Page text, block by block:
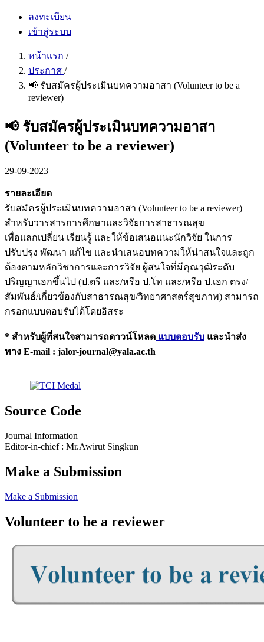
ลงทะเบียน
เข้าสู่ระบบ
หน้าแรก /
ประกาศ /
📢 รับสมัครผู้ประเมินบทความอาสา (Volunteer to be a
reviewer)
📢 รับสมัครผู้ประเมินบทความอาสา
(Volunteer to be a reviewer)
29-09-2023
รายละเอียด
รับสมัครผู้ประเมินบทความอาสา (Volunteer to be a reviewer)
สำหรับวารสารการศึกษาและวิจัยการสาธารณสุข
เพื่อแลกเปลี่ยน เรียนรู้ และให้ข้อเสนอแนะนักวิจัย ในการ
ปรับปรุง พัฒนา แก้ไข และนำเสนอบทความให้น่าสนใจและถูก
ต้องตามหลักวิชาการและการวิจัย ผู้สนใจที่มีคุณวุฒิระดับ
ปริญญาเอกขึ้นไป (ป.ตรี และ/หรือ ป.โท และ/หรือ ป.เอก ตรง/
สัมพันธ์/เกี่ยวข้องกับสาธารณสุข/วิทยาศาสตร์สุขภาพ) สามารถ
กรอกแบบตอบรับได้โดยอิสระ
* สำหรับผู้ที่สนใจสามารถดาวน์โหลด แบบตอบรับ และนำส่ง
ทาง E-mail : jalor-journal@yala.ac.th
Source Code
Journal Information
Editor-in-chief : Mr.Awirut Singkun
Make a Submission
Make a Submission
Volunteer to be a reviewer